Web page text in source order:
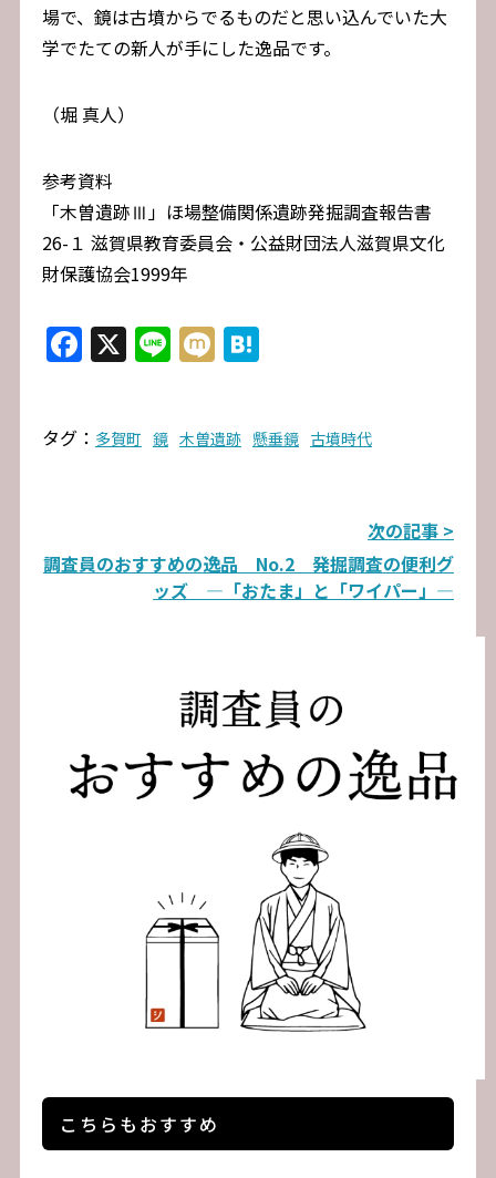
場で、鏡は古墳からでるものだと思い込んでいた大
学でたての新人が手にした逸品です。
（堀 真人）
参考資料
「木曽遺跡Ⅲ」ほ場整備関係遺跡発掘調査報告書
26-１ 滋賀県教育委員会・公益財団法人滋賀県文化
財保護協会1999年
Facebook
X Line
MixiHatena
タグ： 多賀町 鏡 木曽遺跡 懸垂鏡 古墳時代
稿
次の記事 >
調査員のおすすめの逸品 No.2 発掘調査の便利グ
ッズ ―「おたま」と「ワイパー」―
こちらもおすすめ